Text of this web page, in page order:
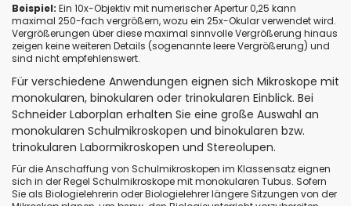
Beispiel: Ein 10x-Objektiv mit numerischer Apertur 0,25 kann
maximal 250-fach vergrößern, wozu ein 25x-Okular verwendet wird.
Vergrößerungen über diese maximal sinnvolle Vergrößerung hinaus
zeigen keine weiteren Details (sogenannte leere Vergrößerung) und
sind nicht empfehlenswert.
Für verschiedene Anwendungen eignen sich Mikroskope mit
monokularen, binokularen oder trinokularen Einblick. Bei
Schneider Laborplan erhalten Sie eine große Auswahl an
monokularen Schulmikroskopen und binokularen bzw.
trinokularen Labormikroskopen und Stereolupen.
Für die Anschaffung von Schulmikroskopen im Klassensatz eignen
sich in der Regel Schulmikroskope mit monokularen Tubus. Sofern
Sie als Biologielehrerin oder Biologielehrer längere Sitzungen von der